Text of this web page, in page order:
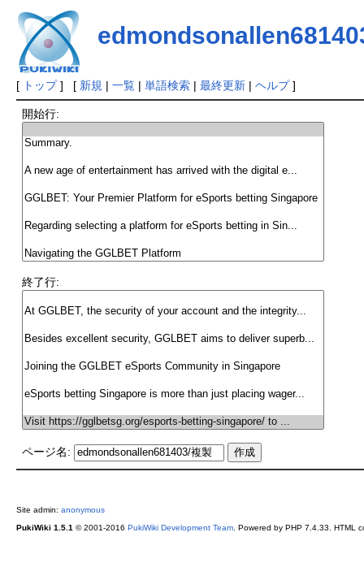
[ トップ] [ 新規 | 一覧| 単語検索| 最終更新| ヘルプ]
開始行:
終了行:
ページ名:
Site admin: anonymous
PukiWiki 1.5.1 © 2001-2016 PukiWiki Development Team. Powered by PHP 7.4.33. HTML